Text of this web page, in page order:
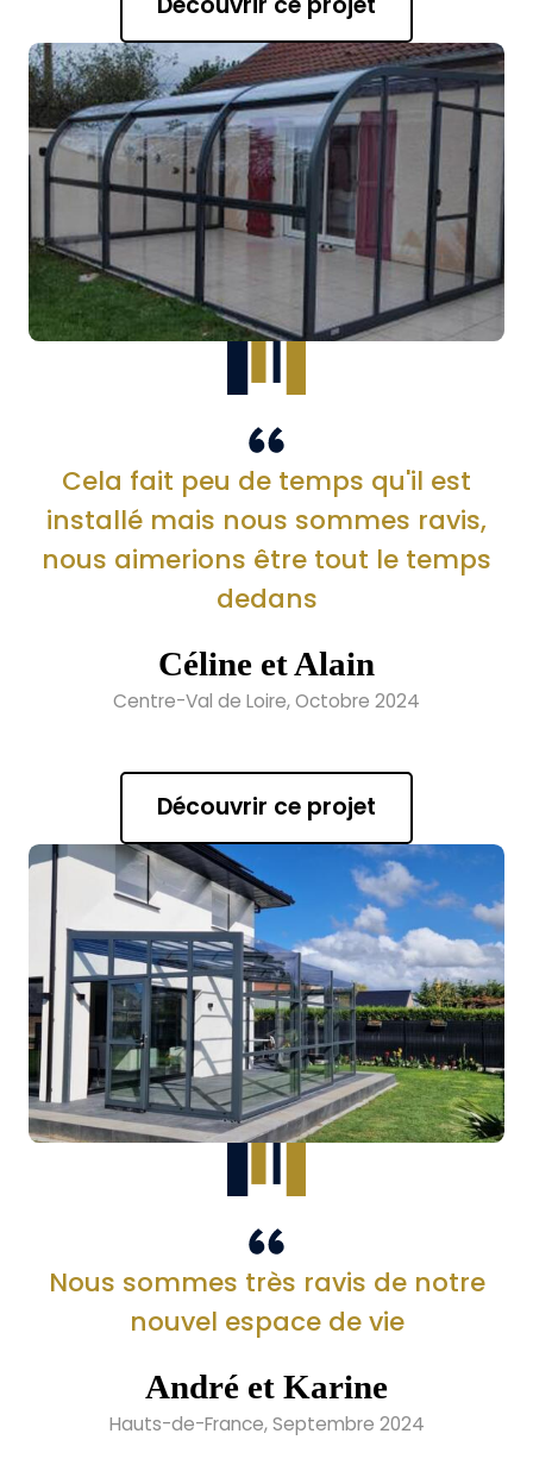
Cela fait peu de temps qu'il est
installé mais nous sommes ravis,
nous aimerions être tout le temps
dedans
Céline et Alain
Centre-Val de Loire, Octobre 2024
Découvrir ce projet
Nous sommes très ravis de notre
nouvel espace de vie
André et Karine
Hauts-de-France, Septembre 2024